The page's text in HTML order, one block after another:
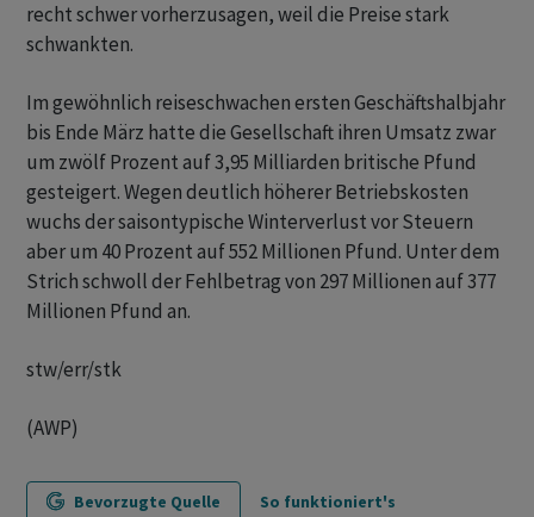
recht schwer vorherzusagen, weil die Preise stark
schwankten.
Im gewöhnlich reiseschwachen ersten Geschäftshalbjahr
bis Ende März hatte die Gesellschaft ihren Umsatz zwar
um zwölf Prozent auf 3,95 Milliarden britische Pfund
gesteigert. Wegen deutlich höherer Betriebskosten
wuchs der saisontypische Winterverlust vor Steuern
aber um 40 Prozent auf 552 Millionen Pfund. Unter dem
Strich schwoll der Fehlbetrag von 297 Millionen auf 377
Millionen Pfund an.
stw/err/stk
(AWP)
Bevorzugte Quelle So funktioniert's